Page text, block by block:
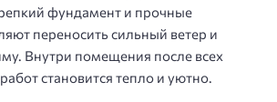
фундамент и прочные
переносить сильный ветер и
Внутри помещения после всех
становится тепло и уютно.